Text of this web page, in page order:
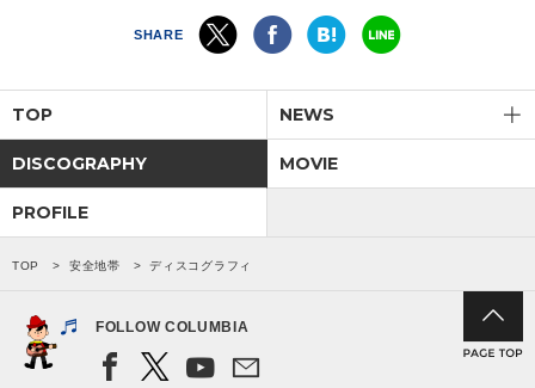
SHARE
TOP NEWS
DISCOGRAPHY MOVIE
PROFILE
TOP 安全地帯 ディスコグラフィ
FOLLOW COLUMBIA